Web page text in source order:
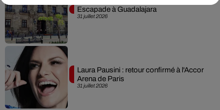
31 juillet 2026
Escapade à Guadalajara
31 juillet 2026
Laura Pausini : retour confirmé à l'Accor
Arena de Paris